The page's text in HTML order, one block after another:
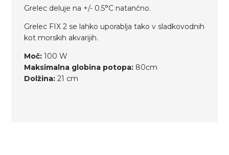
Grelec deluje na +/- 0.5°C natančno.
Grelec FIX 2 se lahko uporablja tako v sladkovodnih
kot morskih akvarijih.
Moč: 100 W
Maksimalna globina potopa: 80cm
Dolžina: 21 cm